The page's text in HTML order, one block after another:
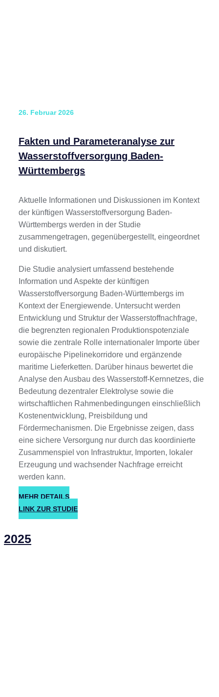
26. Februar 2026
Fakten und Parameteranalyse zur
Wasserstoffversorgung Baden-
Württembergs
Aktuelle Informationen und Diskussionen im Kontext
der künftigen Wasserstoffversorgung Baden-
Württembergs werden in der Studie
zusammengetragen, gegenübergestellt, eingeordnet
und diskutiert.
Die Studie analysiert umfassend bestehende
Information und Aspekte der künftigen
Wasserstoffversorgung Baden-Württembergs im
Kontext der Energiewende. Untersucht werden
Entwicklung und Struktur der Wasserstoffnachfrage,
die begrenzten regionalen Produktionspotenziale
sowie die zentrale Rolle internationaler Importe über
europäische Pipelinekorridore und ergänzende
maritime Lieferketten. Darüber hinaus bewertet die
Analyse den Ausbau des Wasserstoff-Kernnetzes, die
Bedeutung dezentraler Elektrolyse sowie die
wirtschaftlichen Rahmenbedingungen einschließlich
Kostenentwicklung, Preisbildung und
Fördermechanismen. Die Ergebnisse zeigen, dass
eine sichere Versorgung nur durch das koordinierte
Zusammenspiel von Infrastruktur, Importen, lokaler
Erzeugung und wachsender Nachfrage erreicht
werden kann.
MEHR DETAILS
LINK ZUR STUDIE
2025